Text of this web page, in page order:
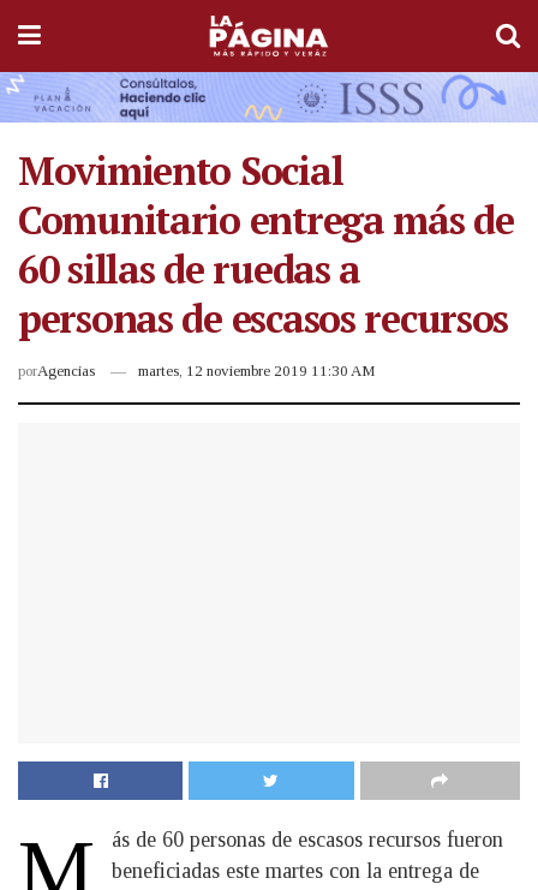
Movimiento Social
Comunitario entrega más de
60 sillas de ruedas a
personas de escasos recursos
porAgencias martes, 12 noviembre 2019 11:30 AM
M
ás de 60 personas de escasos recursos fueron
beneficiadas este martes con la entrega de